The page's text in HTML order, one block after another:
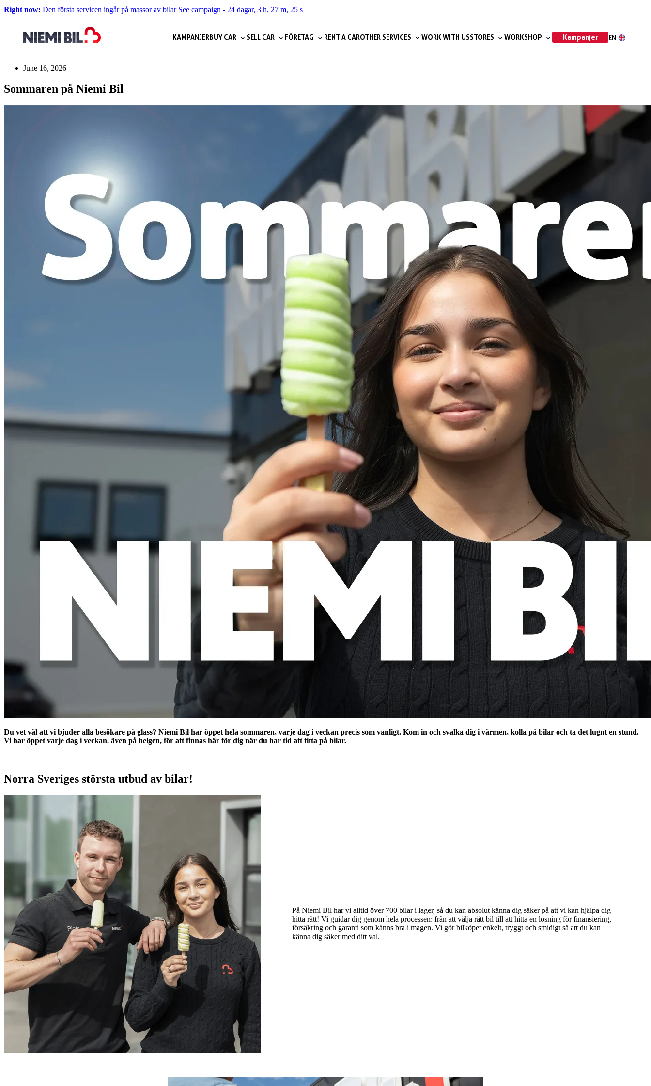
Right now: Den första servicen ingår på massor av bilar See campaign - 24 dagar, 3 h, 27 m, 24 s
KAMPANJERBUY CAR SELL CAR FÖRETAG RENT A CAROTHER SERVICES WORK WITH USSTORES WORKSHOP Kampanjer EN
June 16, 2026
Sommaren på Niemi Bil
Du vet väl att vi bjuder alla besökare på glass? Niemi Bil har öppet hela sommaren, varje dag i veckan precis som vanligt. Kom in och svalka dig i värmen, kolla på bilar och ta det lugnt en stund.
Vi har öppet varje dag i veckan, även på helgen, för att finnas här för dig när du har tid att titta på bilar.
Norra Sveriges största utbud av bilar!
På Niemi Bil har vi alltid över 700 bilar i lager, så du kan absolut känna dig säker på att vi kan hjälpa dig
hitta rätt! Vi guidar dig genom hela processen: från att välja rätt bil till att hitta en lösning för finansiering,
försäkring och garanti som känns bra i magen. Vi gör bilköpet enkelt, tryggt och smidigt så att du kan
känna dig säker med ditt val.